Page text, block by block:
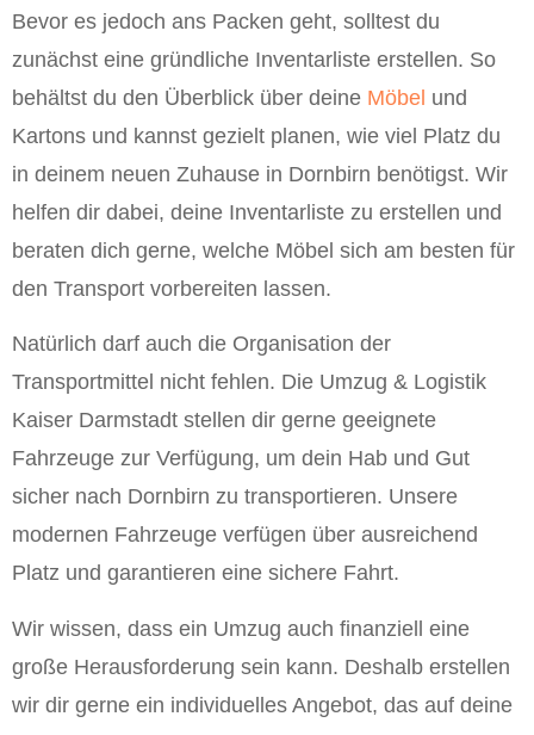
Bevor es jedoch ans Packen geht, solltest du
zunächst eine gründliche Inventarliste erstellen. So
behältst du den Überblick über deine Möbel und
Kartons und kannst gezielt planen, wie viel Platz du
in deinem neuen Zuhause in Dornbirn benötigst. Wir
helfen dir dabei, deine Inventarliste zu erstellen und
beraten dich gerne, welche Möbel sich am besten für
den Transport vorbereiten lassen.
Natürlich darf auch die Organisation der
Transportmittel nicht fehlen. Die Umzug & Logistik
Kaiser Darmstadt stellen dir gerne geeignete
Fahrzeuge zur Verfügung, um dein Hab und Gut
sicher nach Dornbirn zu transportieren. Unsere
modernen Fahrzeuge verfügen über ausreichend
Platz und garantieren eine sichere Fahrt.
Wir wissen, dass ein Umzug auch finanziell eine
große Herausforderung sein kann. Deshalb erstellen
wir dir gerne ein individuelles Angebot, das auf deine